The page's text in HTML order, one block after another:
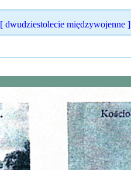
[ dwudziestolecie międzywojenne ]